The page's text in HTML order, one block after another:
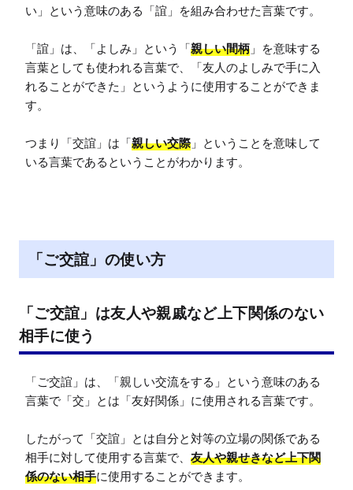
い」という意味のある「誼」を組み合わせた言葉です。
「誼」は、「よしみ」という「親しい間柄 」を意味する
言葉としても使われる言葉で、「友人のよしみで手に入
れることができた」というように使用することができま
す。
つまり「交誼」は「親しい交際」ということを意味して
いる言葉であるということがわかります。
「ご交誼」の使い方
「ご交誼」は友人や親戚など上下関係のない
相手に使う
「ご交誼」は、「親しい交流をする」という意味のある
言葉で「交」とは「友好関係」に使用される言葉です。
したがって「交誼」とは自分と対等の立場の関係である
相手に対して使用する言葉で、 友人や親せきなど上下関
係のない相手に使用することができます。